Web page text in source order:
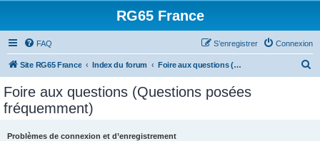
RG65 France
FAQ Connexion
S’enregistrer
Site RG65 France Index du forum Foire aux questions (Questions posées fréquemment)
Foire aux questions (Questions posées
fréquemment)
Problèmes de connexion et d’enregistrement